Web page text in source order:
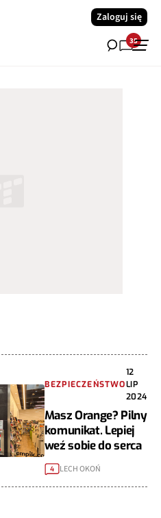
Zaloguj się
35
BEZPIECZEŃSTWO
12
LIP
2024
Masz Orange? Pilny
komunikat. Lepiej
weź sobie do serca
4 LECH OKOŃ